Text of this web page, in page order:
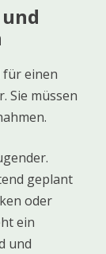
für einen
Sie müssen
geplant
oder
ein
und